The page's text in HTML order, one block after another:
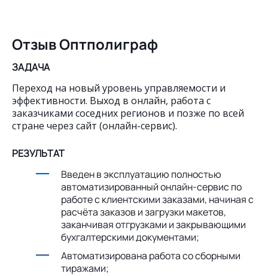
Отзыв Оптполиграф
ЗАДАЧА
Переход на новый уровень управляемости и
эффективности. Выход в онлайн, работа с
заказчиками соседних регионов и позже по всей
стране через сайт (онлайн-сервис).
РЕЗУЛЬТАТ
Введен в эксплуатацию полностью
автоматизированный онлайн-сервис по
работе с клиентскими заказами, начиная с
расчёта заказов и загрузки макетов,
заканчивая отгрузками и закрывающими
бухгалтерскими документами;
Автоматизирована работа со сборными
тиражами;